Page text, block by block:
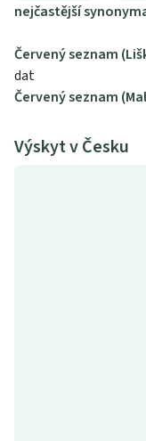
nejčastější
Červený seznam
dat
Červený seznam
Výskyt v Česku